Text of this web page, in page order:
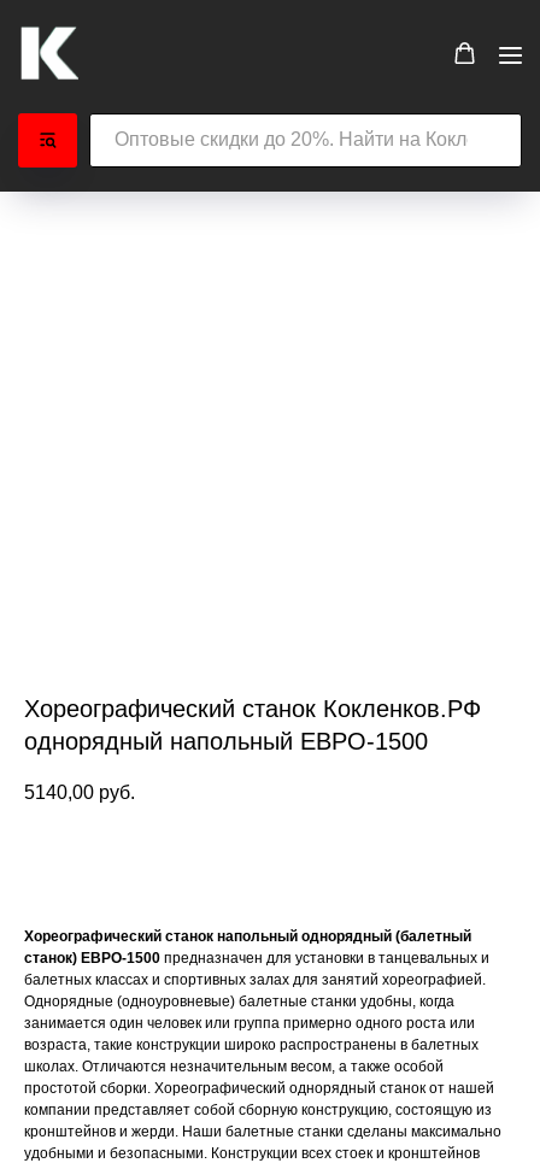
Хореографический станок Кокленков.РФ
однорядный напольный ЕВРО-1500
5140,00 руб.
Хореографический станок напольный однорядный (балетный
станок) ЕВРО-1500 предназначен для установки в танцевальных и
балетных классах и спортивных залах для занятий хореографией.
Однорядные (одноуровневые) балетные станки удобны, когда
занимается один человек или группа примерно одного роста или
возраста, такие конструкции широко распространены в балетных
школах. Отличаются незначительным весом, а также особой
простотой сборки. Хореографический однорядный станок от нашей
компании представляет собой сборную конструкцию, состоящую из
кронштейнов и жерди. Наши балетные станки сделаны максимально
удобными и безопасными. Конструкции всех стоек и кронштейнов